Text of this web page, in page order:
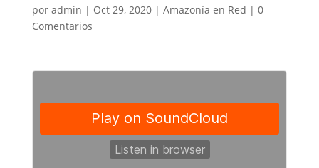
por admin | Oct 29, 2020| Amazonía en Red | 0
Comentarios